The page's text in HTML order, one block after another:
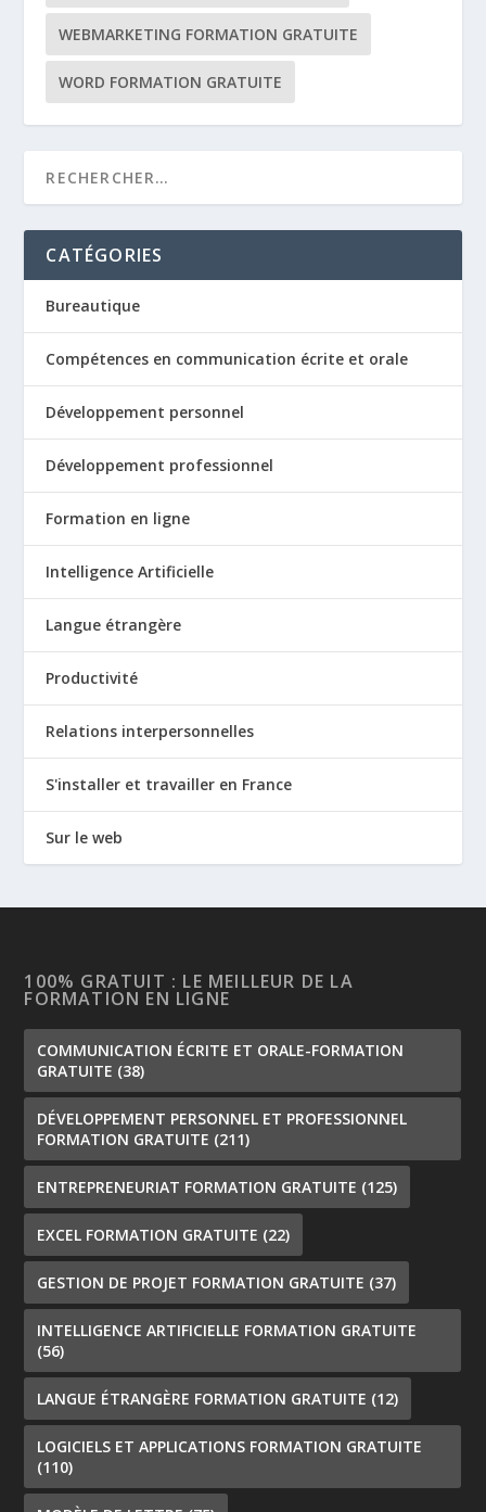
WEBMARKETING FORMATION GRATUITE
WORD FORMATION GRATUITE
CATÉGORIES
Bureautique
Compétences en communication écrite et orale
Développement personnel
Développement professionnel
Formation en ligne
Intelligence Artificielle
Langue étrangère
Productivité
Relations interpersonnelles
S'installer et travailler en France
Sur le web
100% GRATUIT : LE MEILLEUR DE LA
FORMATION EN LIGNE
COMMUNICATION ÉCRITE ET ORALE-FORMATION
GRATUITE (38)
DÉVELOPPEMENT PERSONNEL ET PROFESSIONNEL
FORMATION GRATUITE (211)
ENTREPRENEURIAT FORMATION GRATUITE (125)
EXCEL FORMATION GRATUITE (22)
GESTION DE PROJET FORMATION GRATUITE (37)
INTELLIGENCE ARTIFICIELLE FORMATION GRATUITE
(56)
LANGUE ÉTRANGÈRE FORMATION GRATUITE (12)
LOGICIELS ET APPLICATIONS FORMATION GRATUITE
(110)